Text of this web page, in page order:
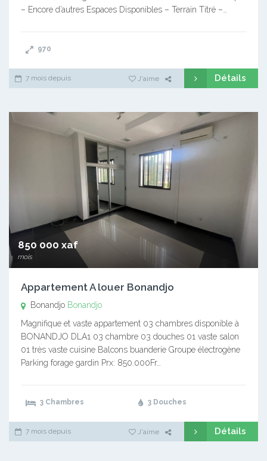
– Encore d’autres Espaces Disponibles – Terrain Titré –…
970
7 mois depuis J'aime Détails
850 000 xaf
mois
Appartement A louer Bonandjo
Bonandjo Bonandjo
Magnifique et vaste appartement 03 chambres disponible à
BONANDJO DLA1 03 chambre 03 douches 01 vaste salon
01 très vaste cuisine Balcons buanderie Groupe électrogène
Parking forage gardin Prx: 850.000Fr…
3 Chambres 3 Douches
7 mois depuis J'aime Détails